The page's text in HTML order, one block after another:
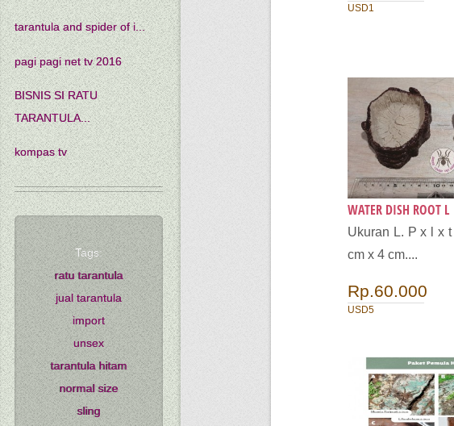
USD1
WATER DISH ROOT L
Ukuran L. P x l x
cm x 4 cm....
Rp.60.000
USD5
tarantula and spider of i...
pagi pagi net tv 2016
BISNIS SI RATU
TARANTULA...
kompas tv
Tags:
ratu tarantula
jual tarantula
import
unsex
tarantula hitam
normal size
sling